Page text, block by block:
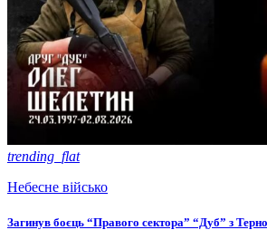
trending_flat
Небесне військо
Загинув боєць “Правого сектора” “Дуб” з